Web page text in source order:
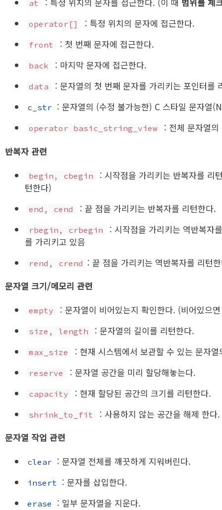
at
operator[] : 특정 위치의 문자에 접근한다.
front : 첫 번째 문자에 접근한다.
back : 마지막 문자에 접근한다.
data : 문자열의 첫 번째 문자를 가리키는 포인터를
c_str : 문자열의 (수정 불가능한) C 스타일 문자열
operator basic_string_view
: 전체 문자열
반복자 관련
begin, cbegin
: 시작점을 가리키는 반복자를 리
턴한다)
end, cend : 끝 점을 가리키는 반복자를 리턴한다.
rbegin, crbegin
: 시작점을 가리키는 역반복자
를 가리키고 있음
rend, crend : 끝 점을 가리키는 역반복자를 리턴
문자열 크기/메모리 관련
empty : 문자열이 비어있는지 확인한다. (비어있으
size, length : 문자열의 길이를 리턴한다.
max_size : 현재 시스템에서 보관할 수 있는 문자
reserve : 문자열 공간을 미리 할당해놓는다.
capacity : 현재 할당된 공간의 크기를 리턴한다.
shrink_to_fit
: 사용하지 않는 공간을 해제 한다.
문자열 작업 관련
clear : 문자열 전체를 깨끗하게 지워버린다.
insert : 문자를 삽입한다.
erase : 일부 문자열을 지운다.